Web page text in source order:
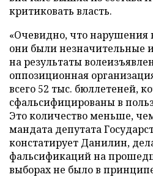
критиковать власть.
«Очевидно, что нарушения
они были незначительные
на результаты
оппозиционная
всего 52 тыс. бюллетеней,
сфальсифицированы в
Это количество меньше,
мандата депутата
констатирует Данилин,
фальсификаций на
выборах не было в